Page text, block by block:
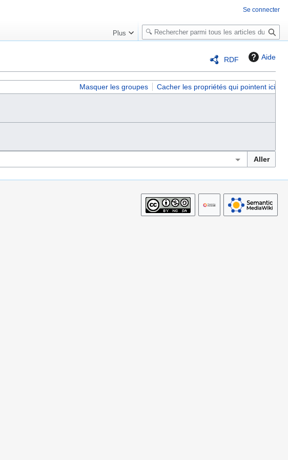
RDF Aide
Masquer les groupes Cacher les propriétés qui pointent ici
Se connecter
Plus
R
e
e
r
e